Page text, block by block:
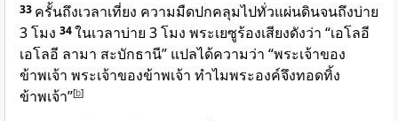
33 ครั้นถึงเวลาเที่ยง ความมืดปกคลุมไปทั่วแผ่นดินจนถึงบ่าย
3 โมง 34ในเวลาบ่าย 3 โมง พระเยซูร้องเสียงดังว่า “เอโลอี
เอโลอี ลามา สะบักธานี” แปลได้ความว่า “พระเจ้าของ
ข้าพเจ้า พระเจ้าของข้าพเจ้า ทำไมพระองค์จึงทอดทิ้ง
ข้าพเจ้า”[b]